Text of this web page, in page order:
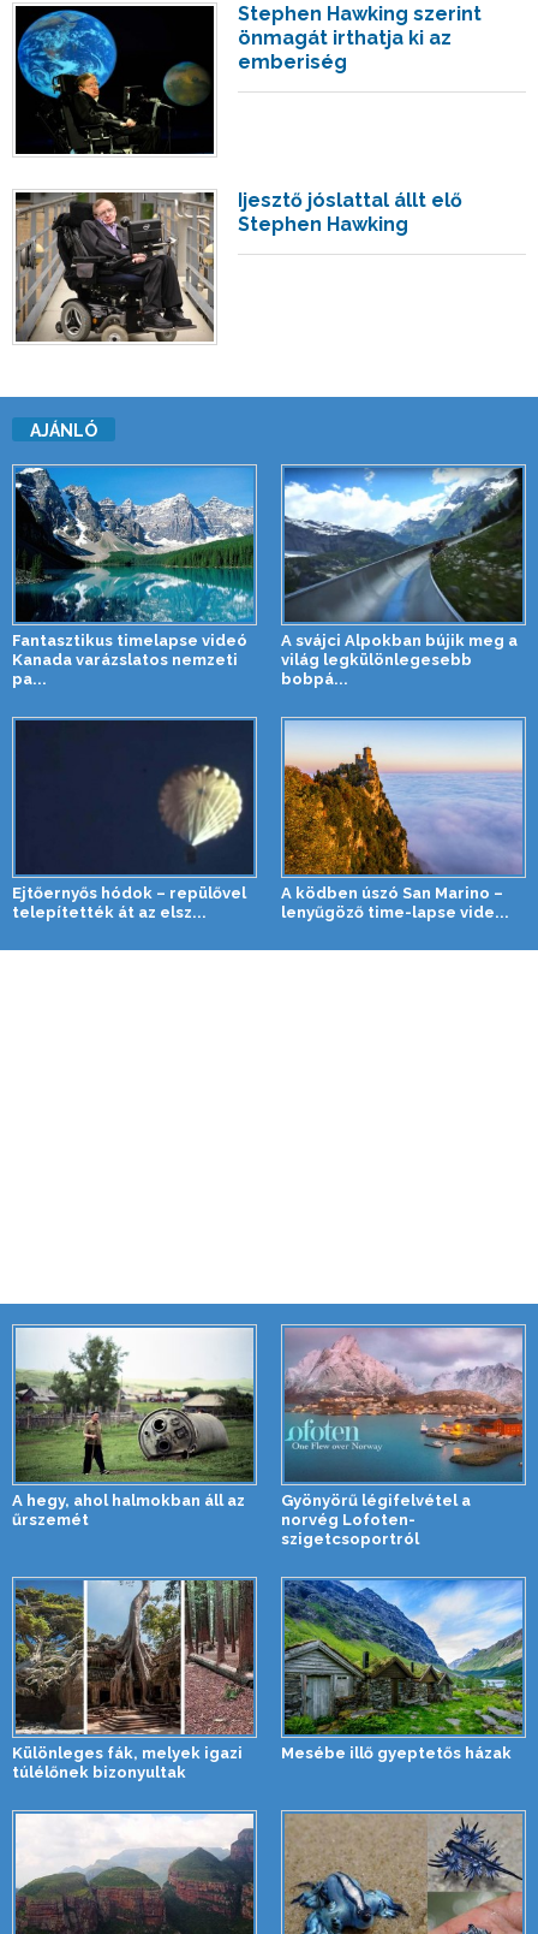
Stephen Hawking szerint
önmagát irthatja ki az
emberiség
Ijesztő jóslattal állt elő
Stephen Hawking
AJÁNLÓ
Fantasztikus timelapse videó
Kanada varázslatos nemzeti
pa...
A svájci Alpokban bújik meg a
világ legkülönlegesebb
bobpá...
Ejtőernyős hódok – repülővel
telepítették át az elsz...
A ködben úszó San Marino –
lenyűgöző time-lapse vide...
A hegy, ahol halmokban áll az
űrszemét
Gyönyörű légifelvétel a
norvég Lofoten-
szigetcsoportról
Különleges fák, melyek igazi
túlélőnek bizonyultak
Mesébe illő gyeptetős házak